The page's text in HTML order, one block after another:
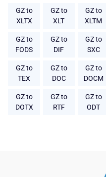
GZ to
XLTX
GZ to
XLT
GZ to
XLTM
GZ to
FODS
GZ to
DIF
GZ to
SXC
GZ to
TEX
GZ to
DOC
GZ to
DOCM
GZ to
DOTX
GZ to
RTF
GZ to
ODT